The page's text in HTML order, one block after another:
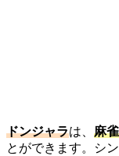
ドンジャラは、 麻
とができます。シ